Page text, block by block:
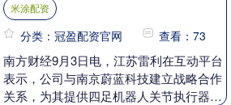
米涂配资
分类：冠盈配资官网 查看：73
南方财经9月3日电，江苏雷利在互动平台
表示，公司与南京蔚蓝科技建立战略合作
关系，为其提供四足机器人关节执行器，